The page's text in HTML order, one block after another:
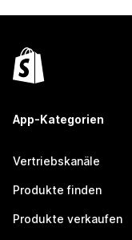
App-Kategorien
Vertriebskanäle
Produkte finden
Produkte verkaufen